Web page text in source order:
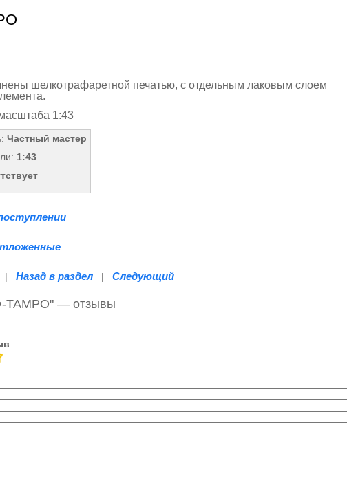
шелкотрафаретной печатью, с отдельным лаковым слоем
1:43
Частный мастер
1:43
| Назад в раздел | Следующий
ТАМРО" — отзывы